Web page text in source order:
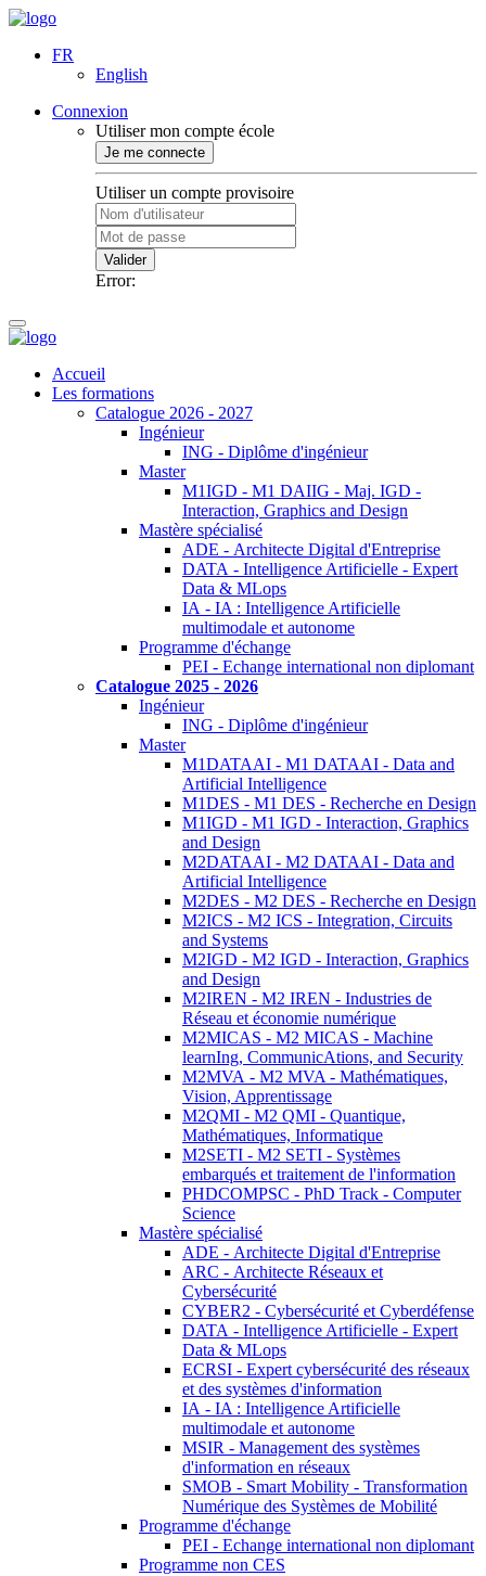
FR
English
Connexion
Utiliser mon compte école
Je me connecte
Utiliser un compte provisoire
Valider
Error:
Accueil
Les formations
Catalogue 2026 - 2027
Ingénieur
ING - Diplôme d'ingénieur
Master
M1IGD - M1 DAIIG - Maj. IGD -
Interaction, Graphics and Design
Mastère spécialisé
ADE - Architecte Digital d'Entreprise
DATA - Intelligence Artificielle - Expert
Data & MLops
IA - IA : Intelligence Artificielle
multimodale et autonome
Programme d'échange
PEI - Echange international non diplomant
Catalogue 2025 - 2026
Ingénieur
ING - Diplôme d'ingénieur
Master
M1DATAAI - M1 DATAAI - Data and
Artificial Intelligence
M1DES - M1 DES - Recherche en Design
M1IGD - M1 IGD - Interaction, Graphics
and Design
M2DATAAI - M2 DATAAI - Data and
Artificial Intelligence
M2DES - M2 DES - Recherche en Design
M2ICS - M2 ICS - Integration, Circuits
and Systems
M2IGD - M2 IGD - Interaction, Graphics
and Design
M2IREN - M2 IREN - Industries de
Réseau et économie numérique
M2MICAS - M2 MICAS - Machine
learnIng, CommunicAtions, and Security
M2MVA - M2 MVA - Mathématiques,
Vision, Apprentissage
M2QMI - M2 QMI - Quantique,
Mathématiques, Informatique
M2SETI - M2 SETI - Systèmes
embarqués et traitement de l'information
PHDCOMPSC - PhD Track - Computer
Science
Mastère spécialisé
ADE - Architecte Digital d'Entreprise
ARC - Architecte Réseaux et
Cybersécurité
CYBER2 - Cybersécurité et Cyberdéfense
DATA - Intelligence Artificielle - Expert
Data & MLops
ECRSI - Expert cybersécurité des réseaux
et des systèmes d'information
IA - IA : Intelligence Artificielle
multimodale et autonome
MSIR - Management des systèmes
d'information en réseaux
SMOB - Smart Mobility - Transformation
Numérique des Systèmes de Mobilité
Programme d'échange
PEI - Echange international non diplomant
Programme non CES